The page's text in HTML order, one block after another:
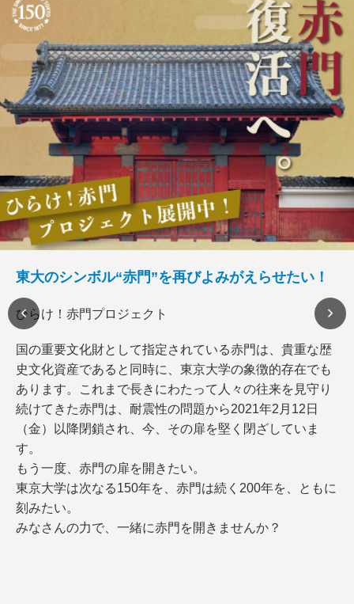
東大のシンボル“赤門”を再びよみがえらせたい！
ひらけ！赤門プロジェクト
国の重要文化財として指定されている赤門は、貴重な歴
史文化資産であると同時に、東京大学の象徴的存在でも
あります。これまで長きにわたって人々の往来を見守り
続けてきた赤門は、耐震性の問題から2021年2月12日
（金）以降閉鎖され、今、その扉を堅く閉ざしていま
す。
もう一度、赤門の扉を開きたい。
東京大学は次なる150年を、赤門は続く200年を、ともに
刻みたい。
みなさんの力で、一緒に赤門を開きませんか？